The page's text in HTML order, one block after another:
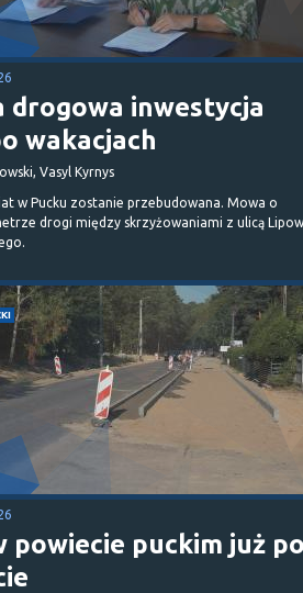
drogowa inwestycja
wakacjach
Vasyl Kyrnys
w Pucku zostanie przebudowana. Mowa o
drogi między skrzyżowaniami z ulicą
powiecie puckim już